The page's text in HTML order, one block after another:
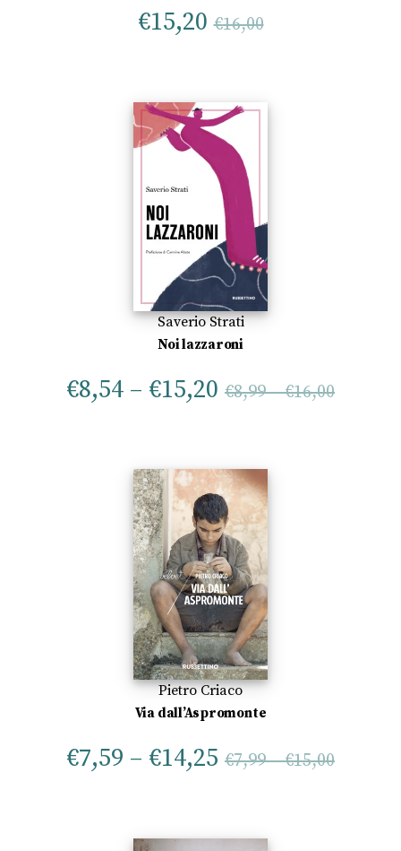
€15,20 €16,00
Saverio Strati
Noi lazzaroni
€8,54 – €15,20 €8,99–€16,00
Pietro Criaco
Via dall’Aspromonte
€7,59 – €14,25 €7,99–€15,00